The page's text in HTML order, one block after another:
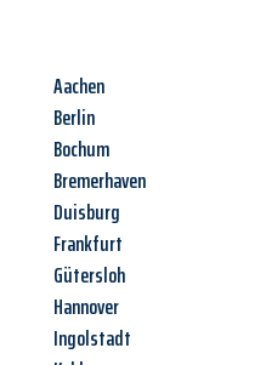
Aachen
Berlin
Bochum
Bremerhaven
Duisburg
Frankfurt
Gütersloh
Hannover
Ingolstadt